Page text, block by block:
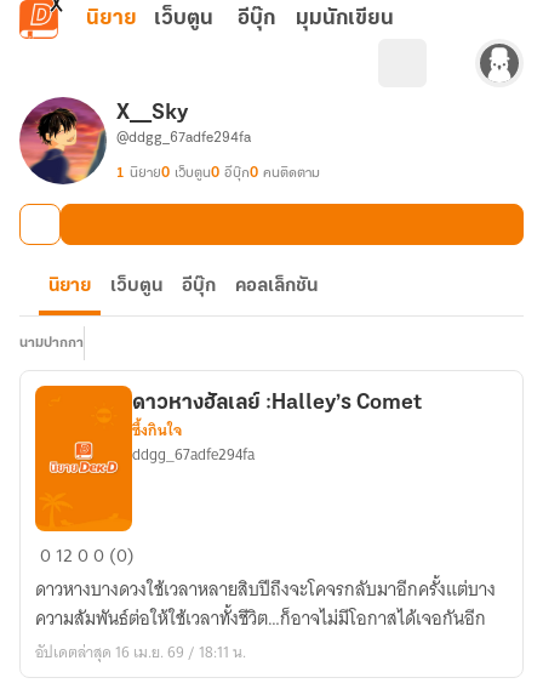
ข้ามไปยังเนื้อหาหลัก
นิยาย เว็บตูน อีบุ๊ก มุมนักเขียน
X__Sky
@ddgg_67adfe294fa
1 นิยาย0 เว็บตูน0 อีบุ๊ก0 คนติดตาม
นิยาย เว็บตูน อีบุ๊ก คอลเล็กชัน
นามปากกา
ดา
งฮัล
เลย์
:Halley’s
ดาวหางฮัลเลย์ :Halley’s Comet
ซึ้งกินใจ
ddgg_67adfe294fa
01200 (0)
ดาวหางบางดวงใช้เวลาหลายสิบปีถึงจะโคจรกลับมาอีกครั้งแต่บาง
ความสัมพันธ์ต่อให้ใช้เวลาทั้งชีวิต…ก็อาจไม่มีโอกาสได้เจอกันอีก
อัปเดตล่าสุด 16 เม.ย. 69 / 18:11 น.